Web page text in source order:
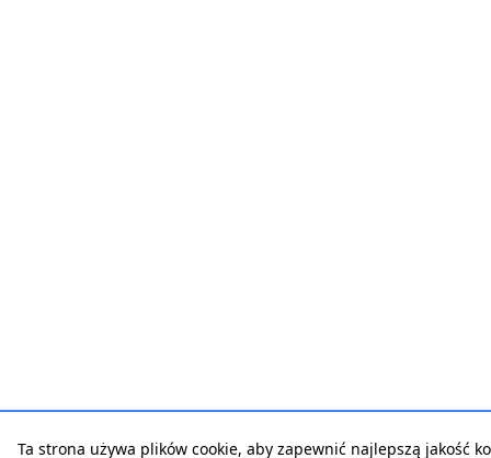
Ta strona używa plików cookie, aby zapewnić najlepszą jakość